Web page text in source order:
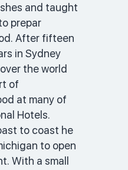
and taught
prepar
After fifteen
in Sydney
the world
of
at many of
Hotels.
to coast he
to open
With a small